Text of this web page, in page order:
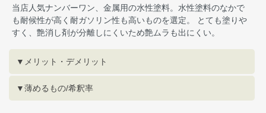
当店人気ナンバーワン、金属用の水性塗料。水性塗料のなかで
も耐候性が高く耐ガソリン性も高いものを選定。 とても塗りや
すく、艶消し剤が分離しにくいため艶ムラも出にくい。
▼メリット・デメリット
▼薄めるもの/希釈率